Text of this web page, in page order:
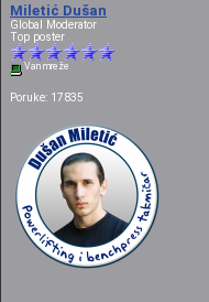
Miletić Dušan
Global Moderator
Top poster
Van mreže
Poruke: 17835